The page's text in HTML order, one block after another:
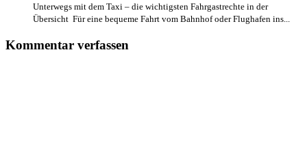
Unterwegs mit dem Taxi – die wichtigsten Fahrgastrechte in der
Übersicht Für eine bequeme Fahrt vom Bahnhof oder Flughafen ins...
Kommentar verfassen